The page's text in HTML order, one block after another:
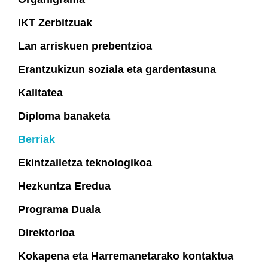
IKT Zerbitzuak
Lan arriskuen prebentzioa
Erantzukizun soziala eta gardentasuna
Kalitatea
Diploma banaketa
Berriak
Ekintzailetza teknologikoa
Hezkuntza Eredua
Programa Duala
Direktorioa
Kokapena eta Harremanetarako kontaktua